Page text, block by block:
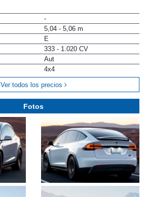
-
5,04 - 5,06 m
E
333 - 1.020 CV
Aut
4x4
Ver todos los precios
Fotos